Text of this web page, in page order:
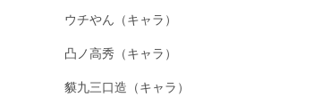
ウチやん（キャラ）
凸ノ高秀（キャラ）
貘九三口造（キャラ）